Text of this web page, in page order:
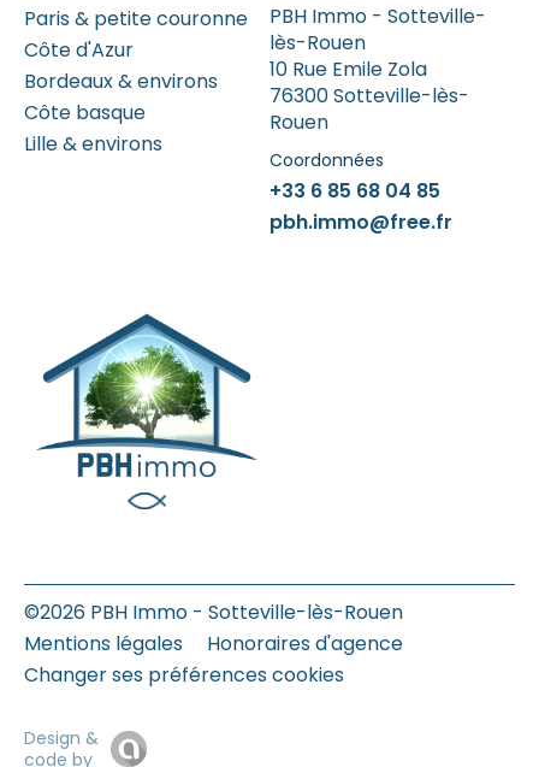
Paris & petite couronne
Côte d'Azur
Bordeaux & environs
Côte basque
Lille & environs
PBH Immo - Sotteville-
lès-Rouen
10 Rue Emile Zola
76300 Sotteville-lès-
Rouen
Coordonnées
+33 6 85 68 04 85
pbh.immo@free.fr
©2026 PBH Immo - Sotteville-lès-Rouen
Mentions légales
Honoraires d'agence
Changer ses préférences cookies
Design &
code by